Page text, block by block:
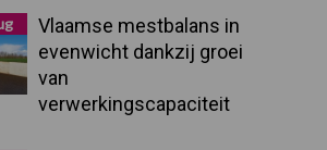
Vlaamse mestbalans in
evenwicht dankzij groei
van
verwerkingscapaciteit